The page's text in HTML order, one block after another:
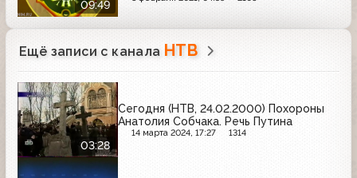
09:49
Ещё записи с канала НТВ
03:28
Сегодня (НТВ, 24.02.2000) Похороны
Анатолия Собчака. Речь Путина
14 марта 2024, 17:27 1314